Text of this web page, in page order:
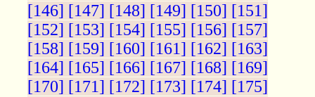
[146] [147] [148] [149] [150] [151]
[152] [153] [154] [155] [156] [157]
[158] [159] [160] [161] [162] [163]
[164] [165] [166] [167] [168] [169]
[170] [171] [172] [173] [174] [175]